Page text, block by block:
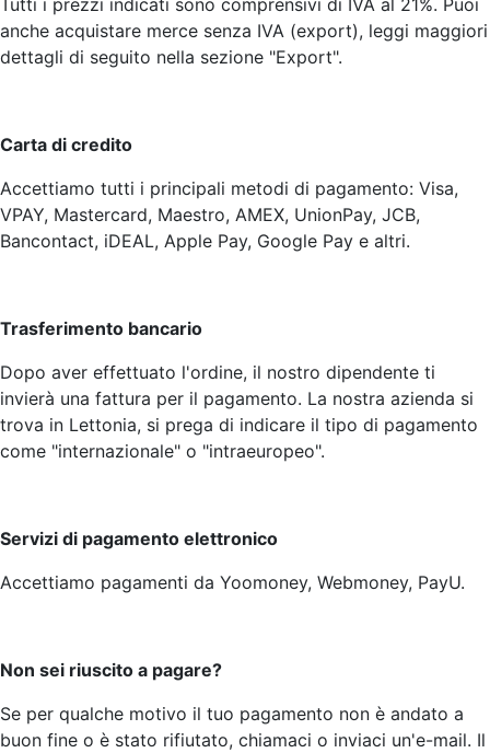
Tutti i prezzi indicati sono comprensivi di IVA al 21%. Puoi
anche acquistare merce senza IVA (export), leggi maggiori
dettagli di seguito nella sezione "Export".
Carta di credito
Accettiamo tutti i principali metodi di pagamento: Visa,
VPAY, Mastercard, Maestro, AMEX, UnionPay, JCB,
Bancontact, iDEAL, Apple Pay, Google Pay e altri.
Trasferimento bancario
Dopo aver effettuato l'ordine, il nostro dipendente ti
invierà una fattura per il pagamento. La nostra azienda si
trova in Lettonia, si prega di indicare il tipo di pagamento
come "internazionale" o "intraeuropeo".
Servizi di pagamento elettronico
Accettiamo pagamenti da Yoomoney, Webmoney, PayU.
Non sei riuscito a pagare?
Se per qualche motivo il tuo pagamento non è andato a
buon fine o è stato rifiutato, chiamaci o inviaci un'e-mail. Il